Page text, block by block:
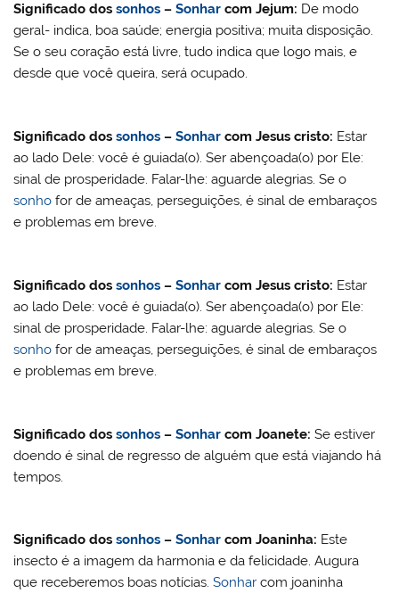
Significado dossonhos – Sonhar com Jejum: De modo
geral- indica, boa saúde; energia positiva; muita disposição.
Se o seu coração está livre, tudo indica que logo mais, e
desde que você queira, será ocupado.
Significado dossonhos – Sonhar comJesus cristo: Estar
ao lado Dele: você é guiada(o). Ser abençoada(o) por Ele:
sinal de prosperidade. Falar-lhe: aguarde alegrias. Se o
sonho for de ameaças, perseguições, é sinal de embaraços
e problemas em breve.
Significado dossonhos – Sonhar comJesus cristo: Estar
ao lado Dele: você é guiada(o). Ser abençoada(o) por Ele:
sinal de prosperidade. Falar-lhe: aguarde alegrias. Se o
sonho for de ameaças, perseguições, é sinal de embaraços
e problemas em breve.
Significado dossonhos – Sonhar comJoanete:Se estiver
doendo é sinal de regresso de alguém que está viajando há
tempos.
Significado dossonhos – Sonhar com Joaninha: Este
insecto é a imagem da harmonia e da felicidade. Augura
que receberemos boas notícias.Sonhar com joaninha